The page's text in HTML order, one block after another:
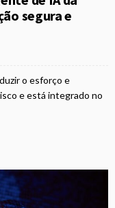
segura e
o esforço e
e está integrado no